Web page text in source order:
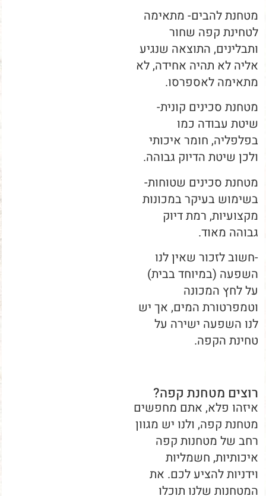
מטחנת להבים- מתאימה
לטחינת קפה שחור
ותבלינים, התוצאה שנגיע
אליה לא תהיה אחידה, לא
מתאימה לאספרסו.
מטחנת סכינים קונית-
שיטת עבודה כמו
בפלפליה, חומר איכותי
ולכן שיטת הדיוק גבוהה.
מטחנת סכינים שטוחות-
בשימוש בעיקר במכונות
מקצועיות, רמת דיוק
גבוהה מאוד.
-חשוב לזכור שאין לנו
השפעה (במיוחד בבית)
על לחץ המכונה
וטמפרטורת המים, אך יש
לנו השפעה ישירה על
טחינת הקפה.
רוצים מטחנת קפה?
איזהו פלא, אתם מחפשים
מטחנת קפה, ולנו יש מגוון
רחב של מטחנות קפה
איכותיות, חשמליות
וידניות להציע לכם. את
המטחנות שלנו תוכלו